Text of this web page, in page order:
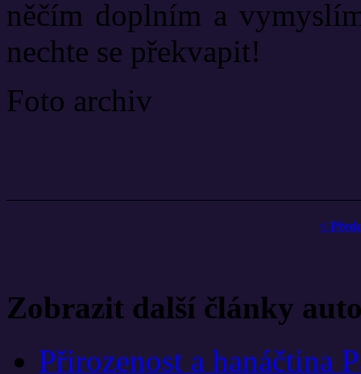
něčím doplním a
nechte se překvapit!
Foto archiv
<
Zobrazit další články
Přirozenost a hanáčtina